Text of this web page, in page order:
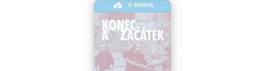
E-KNIHA